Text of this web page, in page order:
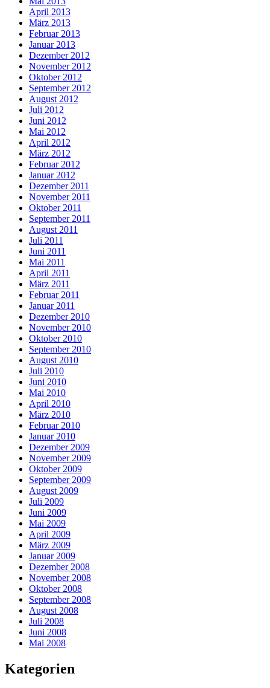
April 2013
März 2013
Februar 2013
Januar 2013
Dezember 2012
November 2012
Oktober 2012
September 2012
August 2012
Juli 2012
Juni 2012
Mai 2012
April 2012
März 2012
Februar 2012
Januar 2012
Dezember 2011
November 2011
Oktober 2011
September 2011
August 2011
Juli 2011
Juni 2011
Mai 2011
April 2011
März 2011
Februar 2011
Januar 2011
Dezember 2010
November 2010
Oktober 2010
September 2010
August 2010
Juli 2010
Juni 2010
Mai 2010
April 2010
März 2010
Februar 2010
Januar 2010
Dezember 2009
November 2009
Oktober 2009
September 2009
August 2009
Juli 2009
Juni 2009
Mai 2009
April 2009
März 2009
Januar 2009
Dezember 2008
November 2008
Oktober 2008
September 2008
August 2008
Juli 2008
Juni 2008
Mai 2008
Kategorien